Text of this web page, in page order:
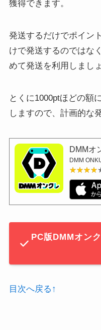
獲得できます。
発送するだけでポイン
けで発送するのではな
めて発送を利用しましょ
とくに1000ptほどの額
しますので、計画的な
DMMオ
DMM
PC版DMMオン
目次へ戻る↑